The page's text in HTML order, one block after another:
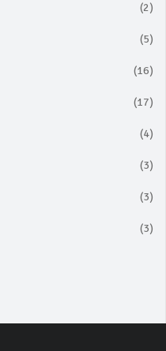
(2)
(5)
(16)
(17)
(4)
(3)
(3)
(3)